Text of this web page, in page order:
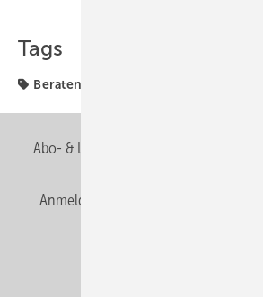
Tags
Beraten + Verkaufen
Abo- & Leserservice
Anmelden